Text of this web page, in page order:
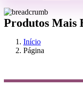
Produtos Mais
Início
Página